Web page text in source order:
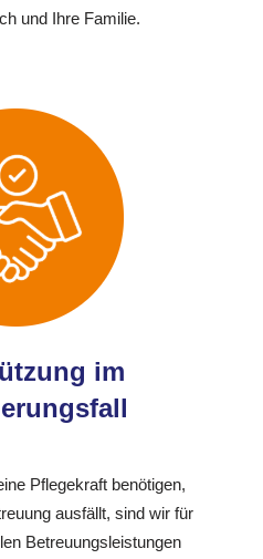
und Ihre Familie.
im
Pflegekraft benötigen,
ausfällt, sind wir für
Betreuungsleistungen